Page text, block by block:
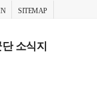
SITEMAP
소식지